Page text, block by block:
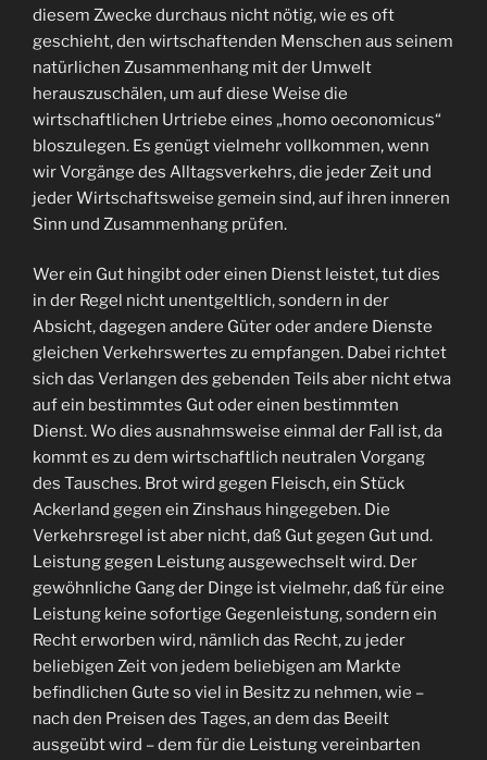
diesem Zwecke durchaus nicht nötig, wie es oft
geschieht, den wirtschaftenden Menschen aus seinem
natürlichen Zusammenhang mit der Umwelt
herauszuschälen, um auf diese Weise die
wirtschaftlichen Urtriebe eines „homo oeconomicus“
bloszulegen. Es genügt vielmehr vollkommen, wenn
wir Vorgänge des Alltagsverkehrs, die jeder Zeit und
jeder Wirtschaftsweise gemein sind, auf ihren inneren
Sinn und Zusammenhang prüfen.
Wer ein Gut hingibt oder einen Dienst leistet, tut dies
in der Regel nicht unentgeltlich, sondern in der
Absicht, dagegen andere Güter oder andere Dienste
gleichen Verkehrswertes zu empfangen. Dabei richtet
sich das Verlangen des gebenden Teils aber nicht etwa
auf ein bestimmtes Gut oder einen bestimmten
Dienst. Wo dies ausnahmsweise einmal der Fall ist, da
kommt es zu dem wirtschaftlich neutralen Vorgang
des Tausches. Brot wird gegen Fleisch, ein Stück
Ackerland gegen ein Zinshaus hingegeben. Die
Verkehrsregel ist aber nicht, daß Gut gegen Gut und.
Leistung gegen Leistung ausgewechselt wird. Der
gewöhnliche Gang der Dinge ist vielmehr, daß für eine
Leistung keine sofortige Gegenleistung, sondern ein
Recht erworben wird, nämlich das Recht, zu jeder
beliebigen Zeit von jedem beliebigen am Markte
befindlichen Gute so viel in Besitz zu nehmen, wie –
nach den Preisen des Tages, an dem das Beeilt
ausgeübt wird – dem für die Leistung vereinbarten